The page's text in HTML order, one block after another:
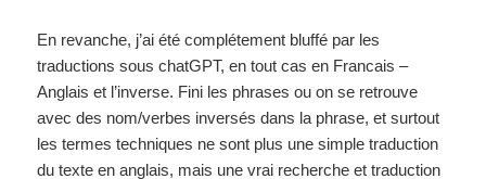
En revanche, j’ai été complétement bluffé par les
traductions sous chatGPT, en tout cas en Francais –
Anglais et l’inverse. Fini les phrases ou on se retrouve
avec des nom/verbes inversés dans la phrase, et surtout
les termes techniques ne sont plus une simple traduction
du texte en anglais, mais une vrai recherche et traduction